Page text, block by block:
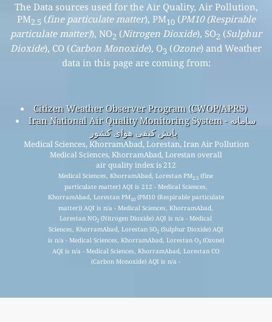
The Data sources used for the Air Quality, Air Pollution,
PM2.5 (fine particulate matter), PM10(PM10 (Respirable
particulate matter)), NO2 (Nitrogen Dioxide), SO2 (Sulphur
Dioxide), CO (Carbon Monoxide), O3 (Ozone) and Weather
data in this page are coming from:
Citizen Weather Observer Program (CWOP/APRS)
Iran National Air Quality Monitoring System - سامانه
پایش کیفی هوای کشور
Medical Sciences, KhorramAbad, Lorestan, Iran Air Pollution
Medical Sciences, KhorramAbad, Lorestan overall
air quality index is 212
Medical Sciences, KhorramAbad, Lorestan PM2.5 (fine
particulate matter) AQI is 212 - Medical Sciences,
KhorramAbad, Lorestan PM10(PM10 (Respirable particulate
matter)) AQI is n/a - Medical Sciences, KhorramAbad,
Lorestan NO2 (Nitrogen Dioxide) AQI is n/a - Medical
Sciences, KhorramAbad, Lorestan SO2(Sulphur Dioxide) AQI
is n/a - Medical Sciences, KhorramAbad, Lorestan O3(Ozone)
AQI is n/a - Medical Sciences, KhorramAbad, Lorestan CO
(Carbon Monoxide) AQI is n/a -